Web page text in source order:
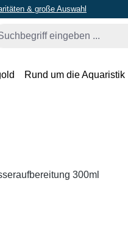
& große Auswahl
Rund um die Aquaristik